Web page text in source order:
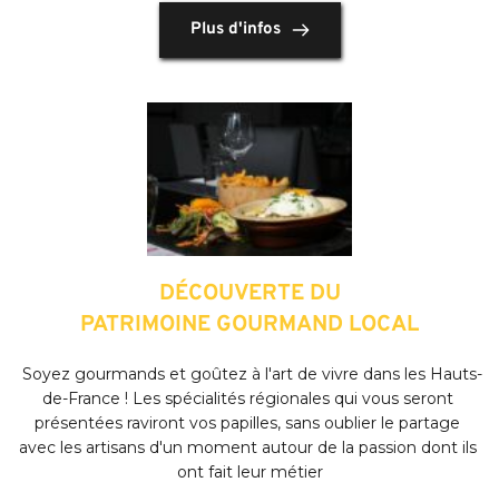
Plus d'infos
DÉCOUVERTE DU
PATRIMOINE GOURMAND LOCAL
de-France ! Les spécialités régionales qui vous seront
présentées raviront vos papilles, sans oublier le partage
avec les artisans d'un moment autour de la passion dont ils
ont fait leur métier